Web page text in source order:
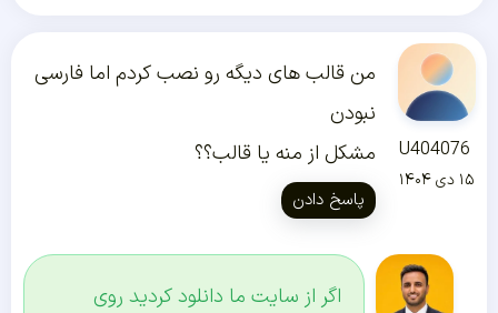
U404076
۱۵ دی ۱۴۰۴
من قالب های دیگه رو نصب کردم اما فارسی
نبودن
مشکل از منه یا قالب؟؟
پاسخ دادن
اگر از سایت ما دانلود کردید روی